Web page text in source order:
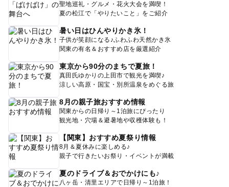
聖地巡礼・グルメ・花火大会を満喫！
夏の松江で「やりたいこと」をご紹介
暑い日はひんやりかき氷！
子供が笑顔になる♪ふわふわ天然かき氷
関東の有名＆おすすめ店を厳選紹介
東京から90分のまちで夏旅！
真田氏ゆかりの上田市で観光を満喫♪
涼しい高原・国宝・別所温泉をめぐる旅
8月の親子旅おすすめ情報
関東からの日帰り～1泊旅にぴったり
観光地・穴場＆避暑地や収穫体験も！
【関東】おすすめ夏祭り情報
8月＆夏休みに楽しめる♪
親子で行きたいお祭り・イベントが満載
夏のドライブ＆おでかけにも♪
八ヶ岳・清里エリアで日帰り～1泊旅！